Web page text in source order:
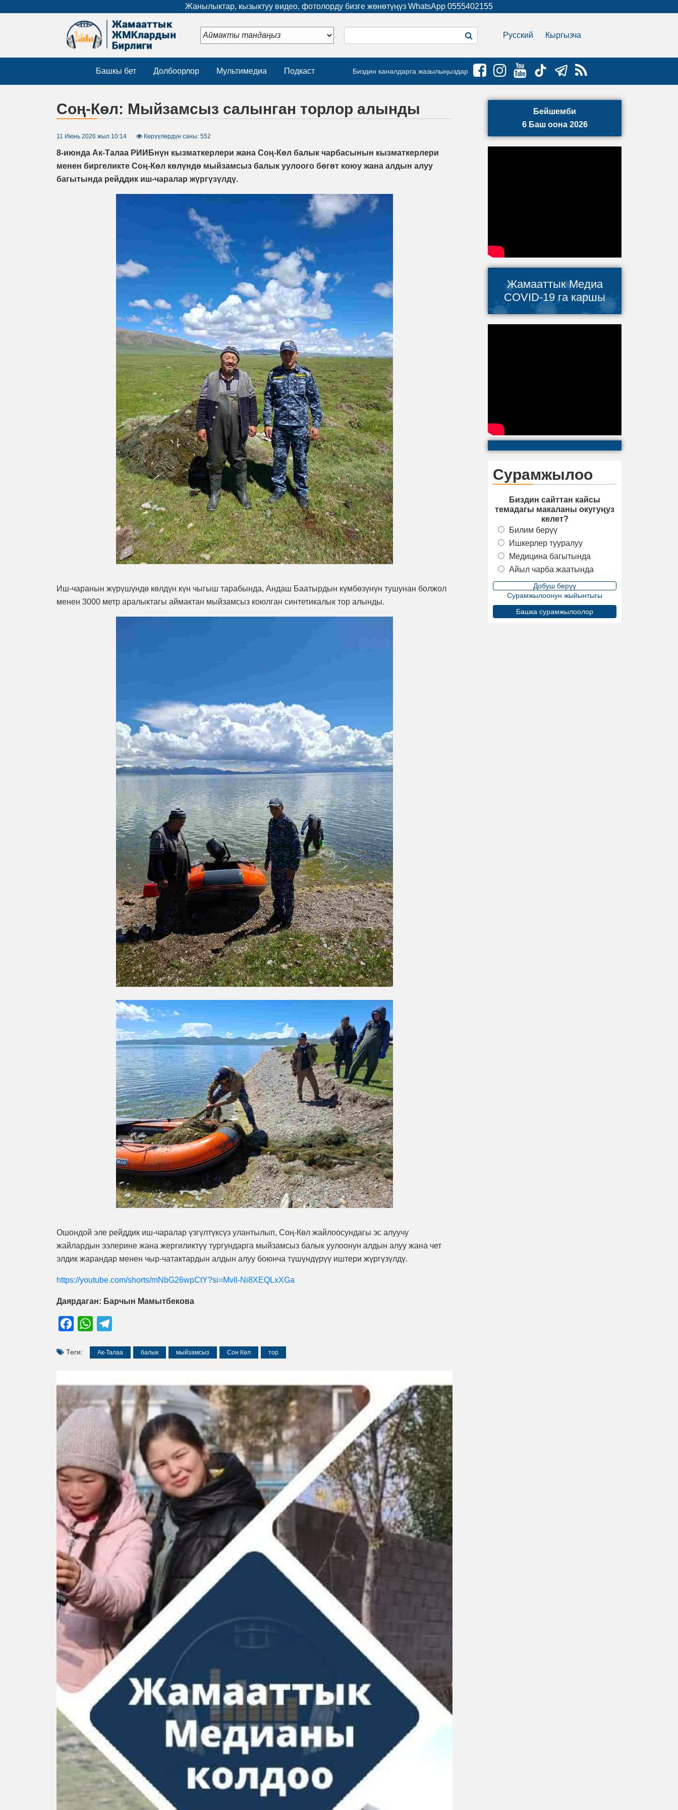
Жанылыктар, кызыктуу видео, фотолорду бизге жөнөтүңүз WhatsApp 0555402155
Русский Кыргызча
Башкы бет Долбоорлор Мультимедиа Подкаст Биздин каналдарга жазылыңыздар
Соң-Көл: Мыйзамсыз салынган торлор алынды
11 Июнь 2026 жыл 10:14 Көрүүлөрдүн саны: 552
8-июнда Ак-Талаа РИИБнүн кызматкерлери жана Соң-Көл балык чарбасынын кызматкерлери
менен биргеликте Соң-Көл көлүндө мыйзамсыз балык уулоого бөгөт коюу жана алдын алуу
багытында рейддик иш-чаралар жүргүзүлдү.
Иш-чаранын жүрүшүндө көлдүн күн чыгыш тарабында, Андаш Баатырдын күмбөзүнүн тушунан болжол
менен 3000 метр аралыктагы аймактан мыйзамсыз коюлган синтетикалык тор алынды.
Ошондой эле рейддик иш-чаралар үзгүлтүксүз улантылып, Соң-Көл жайлоосундагы эс алуучу
жайлардын ээлерине жана жергиликтүү тургундарга мыйзамсыз балык уулоонун алдын алуу жана чет
элдик жарандар менен чыр-чатактардын алдын алуу боюнча түшүндүрүү иштери жүргүзүлдү.
https://youtube.com/shorts/mNbG26wpCtY?si=MvIl-Ni8XEQLxXGa
Даярдаган: Барчын Мамытбекова
FacebookWhatsApp
Теги: Ак-Талаа балык мыйзамсыз Сон Көл тор
Бейшемби
6 Баш оона 2026
Жамааттык Медиа
COVID-19 га каршы
Сурамжылоо
Биздин сайттан кайсы
темадагы макаланы окугуңуз
келет?
Билим берүү
Ишкерлер тууралуу
Медицина багытында
Айыл чарба жаатында
Сурамжылоонун жыйынтыгы
Башка сурамжылоолор